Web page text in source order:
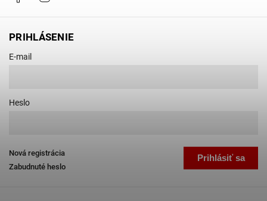
PRIHLÁSENIE
E-mail
Heslo
Prihlásiť sa
Nová registrácia
Zabudnuté heslo